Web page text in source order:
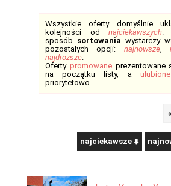
Wszystkie oferty domyślnie
kolejności od najciekawszych.
sposób sortowania wystarczy
pozostałych opcji: najnowsze,
najdroższe.
Oferty promowaneprezentowane
na początku listy, a ulubione
priorytetowo.
najciekawsze